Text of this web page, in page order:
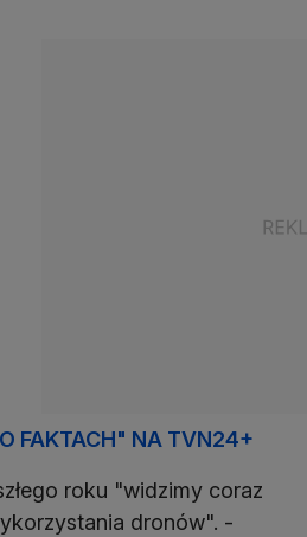
FAKTACH" NA TVN24+
roku "widzimy coraz
dronów". -